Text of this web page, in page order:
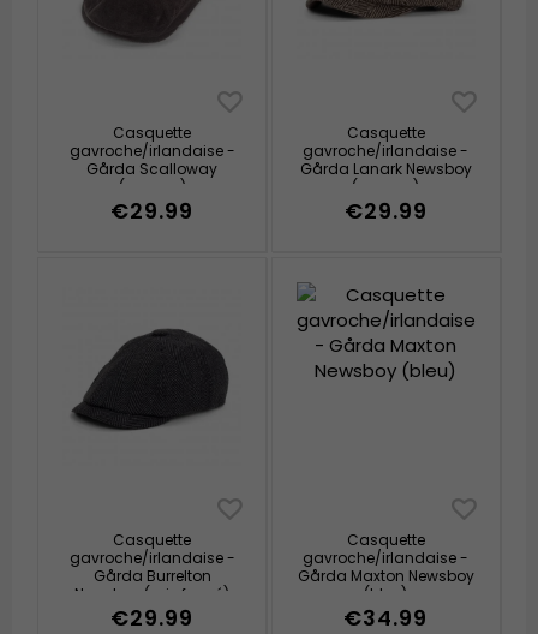
Casquette
gavroche/irlandaise -
Gårda Scalloway
(marron)
€29.99
Casquette
gavroche/irlandaise -
Gårda Lanark Newsboy
(marron)
€29.99
Casquette
gavroche/irlandaise -
Gårda Burrelton
Newsboy (gris foncé)
€29.99
Casquette
gavroche/irlandaise -
Gårda Maxton Newsboy
(bleu)
€34.99